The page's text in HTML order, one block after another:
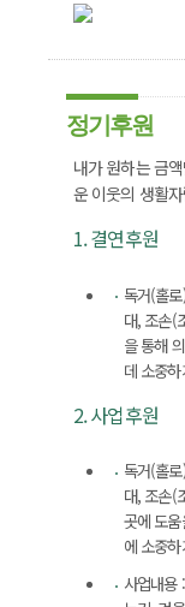
정기후원
내가 원하는 금
운 이웃의 생활
1. 결연후원
독거(홀
대, 조손(
을 통해
데 소중
2. 사업후원
독거(홀
대, 조손(
곳에 도
에 소중
사업내용